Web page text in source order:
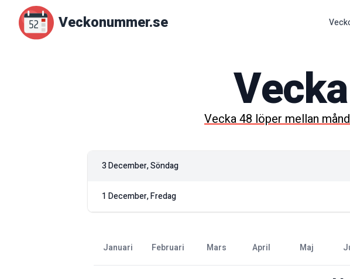
Veckonummer.se
Vecka
Vecka48löper mellan
3 December, Söndag
1 December, Fredag
januari februari mars april maj